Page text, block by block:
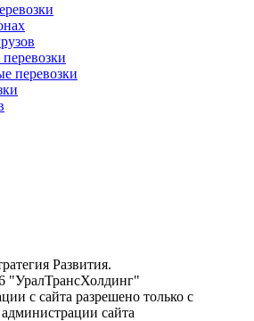
перевозки
Развития.
"УралТрансХолдинг"
с сайта разрешено только с
сайта